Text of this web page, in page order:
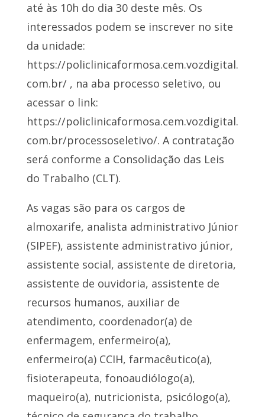
até às 10h do dia 30 deste mês. Os
interessados podem se inscrever no site
da unidade:
https://policlinicaformosa.cem.vozdigital.
com.br/ , na aba processo seletivo, ou
acessar o link:
https://policlinicaformosa.cem.vozdigital.
com.br/processoseletivo/. A contratação
será conforme a Consolidação das Leis
do Trabalho (CLT).
As vagas são para os cargos de
almoxarife, analista administrativo Júnior
(SIPEF), assistente administrativo júnior,
assistente social, assistente de diretoria,
assistente de ouvidoria, assistente de
recursos humanos, auxiliar de
atendimento, coordenador(a) de
enfermagem, enfermeiro(a),
enfermeiro(a) CCIH, farmacêutico(a),
fisioterapeuta, fonoaudiólogo(a),
maqueiro(a), nutricionista, psicólogo(a),